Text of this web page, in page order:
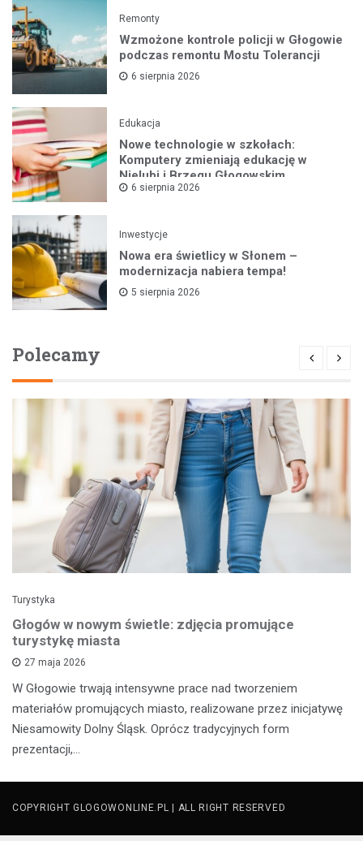
Remonty
Wzmożone kontrole policji w Głogowie
podczas remontu Mostu Tolerancji
6 sierpnia 2026
Edukacja
Nowe technologie w szkołach:
Komputery zmieniają edukację w
Nielubi i Brzegu Głogowskim
6 sierpnia 2026
Inwestycje
Nowa era świetlicy w Słonem –
modernizacja nabiera tempa!
5 sierpnia 2026
Polecamy
Turystyka
Głogów w nowym świetle: zdjęcia promujące
turystykę miasta
27 maja 2026
W Głogowie trwają intensywne prace nad tworzeniem
materiałów promujących miasto, realizowane przez inicjatywę
Niesamowity Dolny Śląsk. Oprócz tradycyjnych form
prezentacji,…
COPYRIGHT GLOGOWONLINE.PL | ALL RIGHT RESERVED